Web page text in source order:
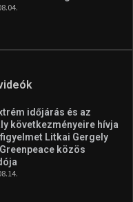
időjárás és az
következményeire hívja
Litkai Gergely
közös